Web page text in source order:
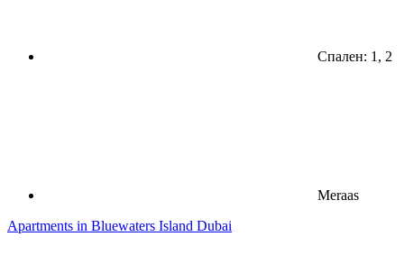
Спален: 1, 2
Meraas
Apartments in Bluewaters Island Dubai